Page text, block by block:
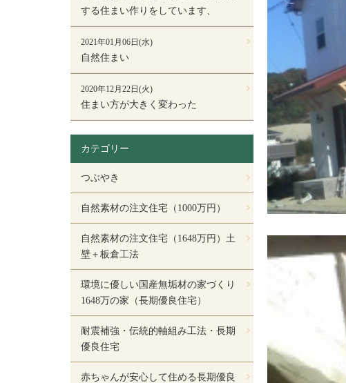
する住まい作りをしています、
2021年01月06日(水)
自然住まい
2020年12月22日(火)
住まい方が大きく変わった
カテゴリー
つぶやき
自然素材の注文住宅（1000万円）
自然素材の注文住宅（1648万円）土
壁＋板倉工法
環境に優しい国産無垢材の家づくり
1648万の家（長期優良住宅）
耐震補強・伝統的軸組み工法・長期
優良住宅
赤ちゃんが安心して住める長期優良